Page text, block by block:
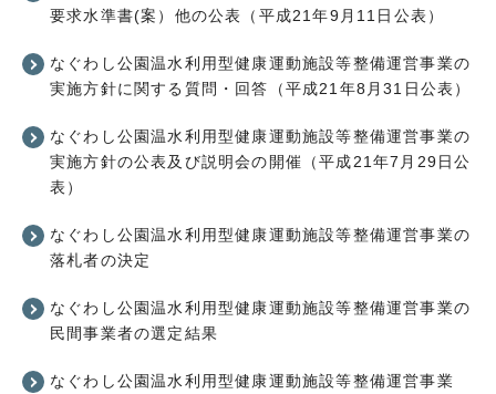
要求水準書(案）他の公表（平成21年9月11日公表）
なぐわし公園温水利用型健康運動施設等整備運営事業の
実施方針に関する質問・回答（平成21年8月31日公表）
なぐわし公園温水利用型健康運動施設等整備運営事業の
実施方針の公表及び説明会の開催（平成21年7月29日公
表）
なぐわし公園温水利用型健康運動施設等整備運営事業の
落札者の決定
なぐわし公園温水利用型健康運動施設等整備運営事業の
民間事業者の選定結果
なぐわし公園温水利用型健康運動施設等整備運営事業